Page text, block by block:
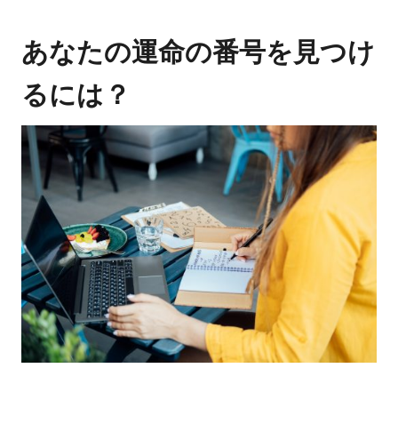
あなたの運命の番号を見つけ
るには？